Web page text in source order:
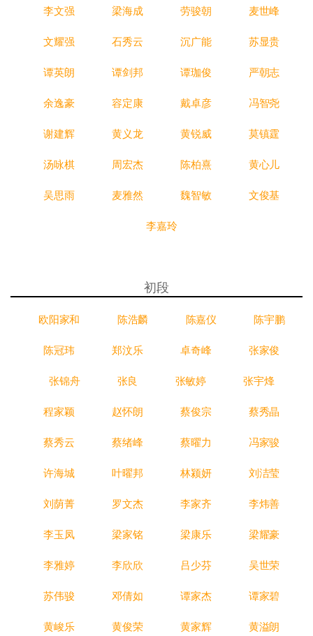
李文强 梁海成 劳骏朝 麦世峰
文耀强 石秀云 沉广能 苏显贵
谭英朗 谭剑邦 谭珈俊 严朝志
余逸豪 容定康 戴卓彦 冯智尧
谢建辉 黄义龙 黄锐威 莫镇霆
汤咏棋 周宏杰 陈柏熹 黄心儿
吴思雨 麦雅然 魏智敏 文俊基
李嘉玲
初段
欧阳家和 陈浩麟 陈嘉仪 陈宇鹏
陈冠玮 郑汶乐 卓奇峰 张家俊
张锦舟 张良 张敏婷 张宇烽
程家颖 赵怀朗 蔡俊宗 蔡秀晶
蔡秀云 蔡绪峰 蔡曜力 冯家骏
许海城 叶曜邦 林颍妍 刘洁莹
刘荫菁 罗文杰 李家齐 李炜善
李玉凤 梁家铭 梁康乐 梁耀豪
李雅婷 李欣欣 吕少芬 吴世荣
苏伟骏 邓倩如 谭家杰 谭家碧
黄峻乐 黄俊荣 黄家辉 黄溢朗